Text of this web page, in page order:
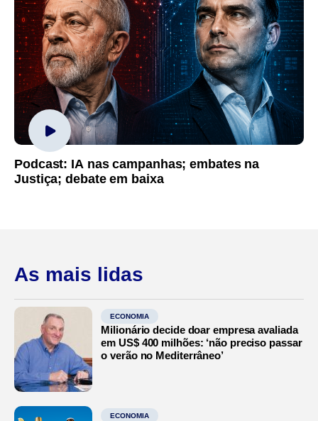
Podcast: IA nas campanhas; embates na
Justiça; debate em baixa
As mais lidas
ECONOMIA
Milionário decide doar empresa avaliada
em US$ 400 milhões: ‘não preciso passar
o verão no Mediterrâneo’
ECONOMIA